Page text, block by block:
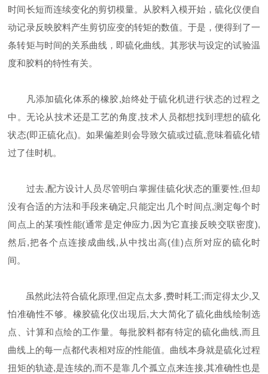
时间长短而连续变化的剪切模量。从胶料入模开始，硫化仪便自
动记录反映胶料产生剪切应变的转矩的数值。于是，便得到了一
条转矩与时间的关系曲线，即硫化曲线。其形状与设定的试验温
度和胶料的特性有关。
凡添加硫化体系的橡胶,始终处于硫化机进行状态的过程之
中。无论从技术还是工艺的角度,技术人员都想找到理想的硫化
状态(即正硫化点)。如果偏差则会导致欠硫或过硫,意味着硫化错
过了佳时机。
过去,配方设计人员尽管明白掌握佳硫化状态的重要性,但却
没有合适的方法和手段来确定,只能定出几个时间点,测定每个时
间点上的某项性能(通常是定伸应力,因为它直接反映交联密度),
然后,把各个点连接成曲线,从中找出高(佳)点所对应的硫化时
间。
虽然此法符合硫化原理,但定点太多,费时耗工;而定得太少,又
怕准确性不够。橡胶硫化仪出现后,大大简化了硫化曲线绘制选
点、计算和点绘的工作量。每批胶料都有特定的硫化曲线,而且
曲线上的每一点都代表相对应的性能值。曲线本身就是硫化过程
扭矩的轨迹,是连续的,而不是靠几个孤立点来连接,其准确性也是